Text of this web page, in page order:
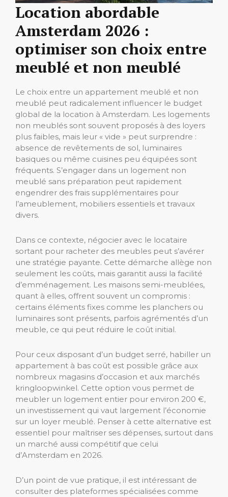
Location abordable
Amsterdam 2026 :
optimiser son choix entre
meublé et non meublé
Le choix entre un appartement meublé et non
meublé peut radicalement influencer le budget
global de la location à Amsterdam. Les logements
non meublés sont souvent proposés à des loyers
plus faibles, mais leur « vide » peut surprendre :
absence de revêtements de sol, luminaires
basiques ou même cuisines peu équipées sont
fréquents. S’engager dans un logement non
meublé sans préparation peut rapidement
engendrer des frais supplémentaires pour
l’ameublement, mobiliers essentiels et travaux
divers.
Dans ce contexte, négocier avec le locataire
sortant pour racheter des meubles peut s’avérer
une stratégie payante. Cette démarche allège non
seulement les coûts, mais garantit aussi la facilité
d’emménagement. Les maisons semi-meublées,
quant à elles, offrent souvent un compromis :
certains éléments fixes comme les planchers ou
luminaires sont présents, parfois agrémentés d’un
meuble, ce qui peut réduire le coût initial.
Pour ceux disposant d’un budget serré, habiller un
appartement à bas coût est possible grâce aux
nombreux magasins d’occasion et aux marchés
kringloopwinkel. Cette option vous permet de
meubler un logement entier pour environ 200 €,
un investissement qui vaut largement l’économie
sur un loyer meublé. Penser à cette alternative est
essentiel pour maîtriser ses dépenses, surtout dans
un marché aussi compétitif que celui
d’Amsterdam en 2026.
D’un point de vue pratique, il est intéressant de
consulter des plateformes spécialisées comme